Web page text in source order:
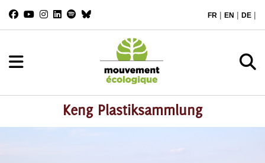
FR | EN | DE |
Keng Plastiksammlung